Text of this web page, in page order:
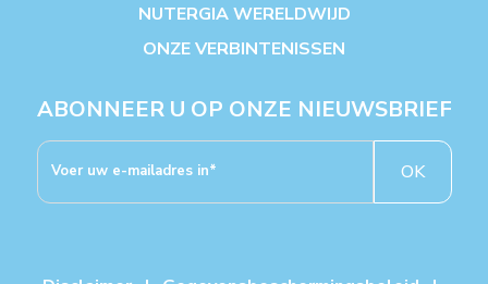
NUTERGIA WERELDWIJD
ONZE VERBINTENISSEN
ABONNEER U OP ONZE NIEUWSBRIEF
OK